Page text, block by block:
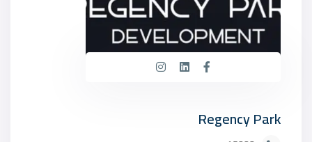
Regency Park